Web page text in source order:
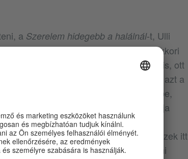
a Szerelem hidegebb a halálnál-t, Ulli
dolgozott. Irm Hermannal, akkori
és megnézzék a helyszíneket is, ott
is ott volt látogatóban, aki feltette azt a
Ez addig senkinek nem jutott eszébe,
felháborodik, ezek idióták – mondja
hogy eladja az autóját, és majd
annyira rosszul lesz attól, hogy ezek itt
Amikor világossá válik, hogy valami